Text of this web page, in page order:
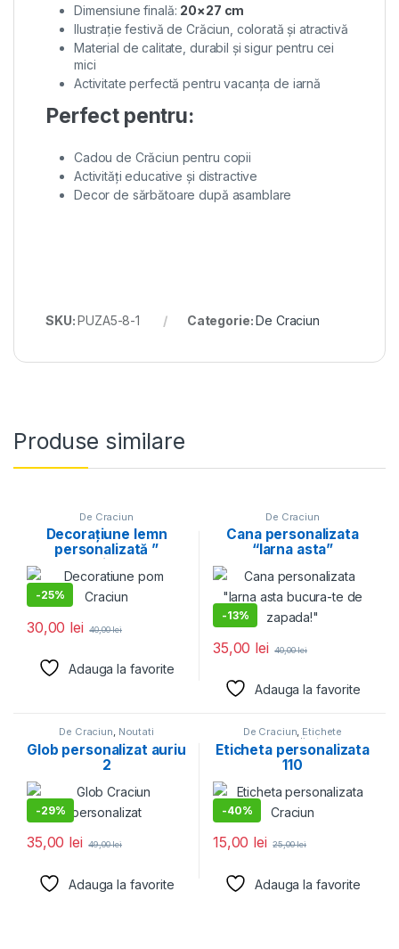
Dimensiune finală: 20×27 cm
Ilustrație festivă de Crăciun, colorată și atractivă
Material de calitate, durabil și sigur pentru cei
mici
Activitate perfectă pentru vacanța de iarnă
Perfect pentru:
Cadou de Crăciun pentru copii
Activități educative și distractive
Decor de sărbătoare după asamblare
SKU:PUZA5-8-1 Categorie:De Craciun
Produse similare
De Craciun
Decorațiune lemn
personalizată ”
-25%
30,00 lei 40,00lei
Adauga la favorite
De Craciun
Cana personalizata
“Iarna asta”
-13%
35,00 lei 40,00lei
Adauga la favorite
De Craciun, Noutati
Glob personalizat auriu
2
-29%
35,00 lei 49,00lei
Adauga la favorite
De Craciun, Etichete
personalizate
Eticheta personalizata
110
-40%
15,00 lei 25,00lei
Adauga la favorite